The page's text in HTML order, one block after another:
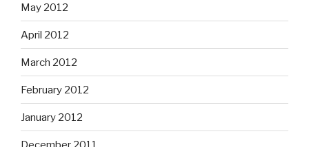
May 2012
April 2012
March 2012
February 2012
January 2012